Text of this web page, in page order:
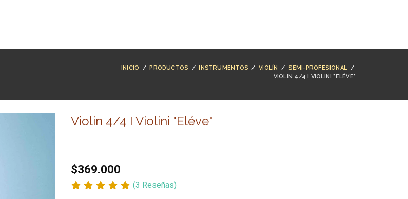
INICIO / PRODUCTOS / INSTRUMENTOS /VIOLÍN / SEMI-PROFESIONAL/
VIOLIN 4/4 I VIOLINI "ELÉVE"
Violin 4/4 I Violini "Eléve"
$369.000
(3 Reseñas)